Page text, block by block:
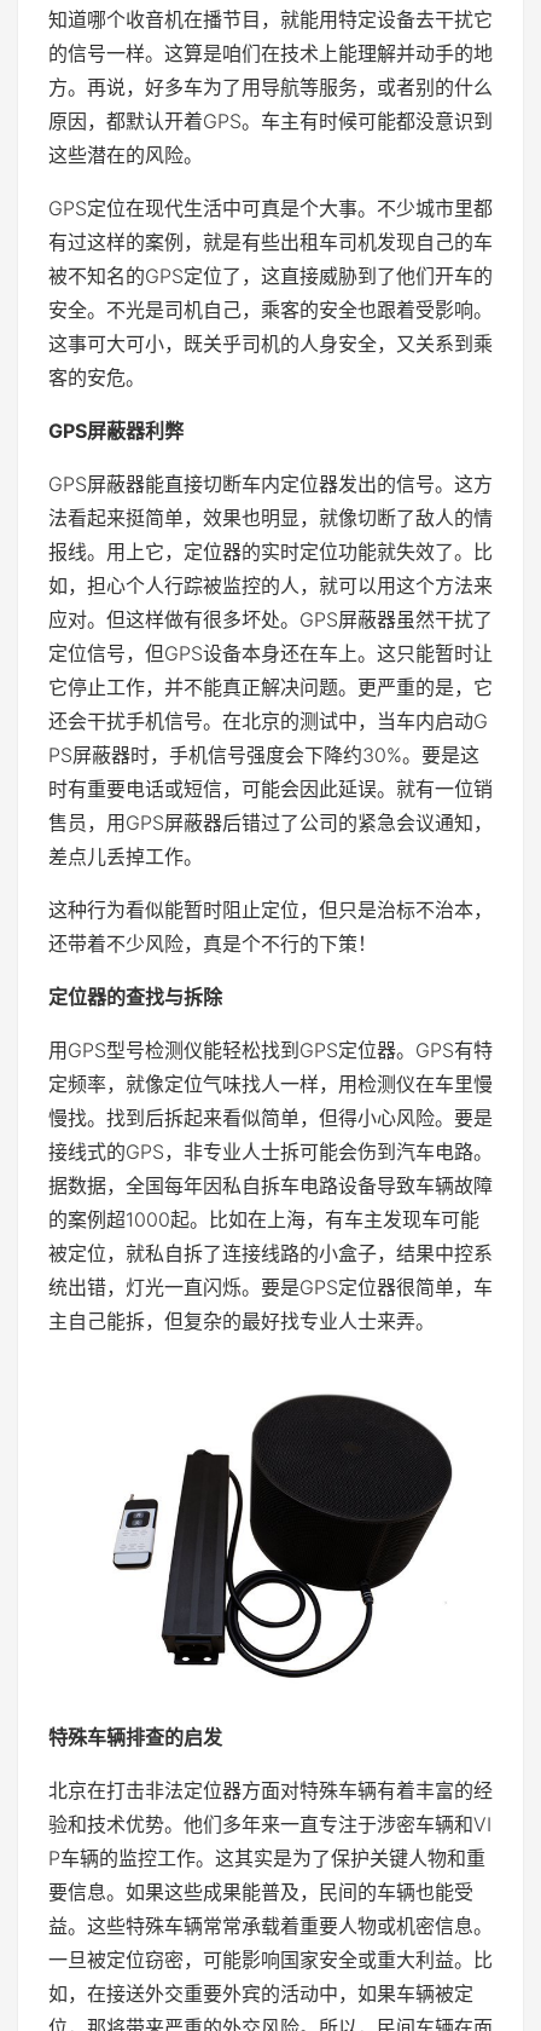
知道哪个收音机在播节目，就能用特定设备去干扰它
的信号一样。这算是咱们在技术上能理解并动手的地
方。再说，好多车为了用导航等服务，或者别的什么
原因，都默认开着GPS。车主有时候可能都没意识到
这些潜在的风险。
GPS定位在现代生活中可真是个大事。不少城市里都
有过这样的案例，就是有些出租车司机发现自己的车
被不知名的GPS定位了，这直接威胁到了他们开车的
安全。不光是司机自己，乘客的安全也跟着受影响。
这事可大可小，既关乎司机的人身安全，又关系到乘
客的安危。
GPS屏蔽器利弊
GPS屏蔽器能直接切断车内定位器发出的信号。这方
法看起来挺简单，效果也明显，就像切断了敌人的情
报线。用上它，定位器的实时定位功能就失效了。比
如，担心个人行踪被监控的人，就可以用这个方法来
应对。但这样做有很多坏处。GPS屏蔽器虽然干扰了
定位信号，但GPS设备本身还在车上。这只能暂时让
它停止工作，并不能真正解决问题。更严重的是，它
还会干扰手机信号。在北京的测试中，当车内启动G
PS屏蔽器时，手机信号强度会下降约30%。要是这
时有重要电话或短信，可能会因此延误。就有一位销
售员，用GPS屏蔽器后错过了公司的紧急会议通知，
差点儿丢掉工作。
这种行为看似能暂时阻止定位，但只是治标不治本，
还带着不少风险，真是个不行的下策！
定位器的查找与拆除
用GPS型号检测仪能轻松找到GPS定位器。GPS有特
定频率，就像定位气味找人一样，用检测仪在车里慢
慢找。找到后拆起来看似简单，但得小心风险。要是
接线式的GPS，非专业人士拆可能会伤到汽车电路。
据数据，全国每年因私自拆车电路设备导致车辆故障
的案例超1000起。比如在上海，有车主发现车可能
被定位，就私自拆了连接线路的小盒子，结果中控系
统出错，灯光一直闪烁。要是GPS定位器很简单，车
主自己能拆，但复杂的最好找专业人士来弄。
特殊车辆排查的启发
北京在打击非法定位器方面对特殊车辆有着丰富的经
验和技术优势。他们多年来一直专注于涉密车辆和VI
P车辆的监控工作。这其实是为了保护关键人物和重
要信息。如果这些成果能普及，民间的车辆也能受
益。这些特殊车辆常常承载着重要人物或机密信息。
一旦被定位窃密，可能影响国家安全或重大利益。比
如，在接送外交重要外宾的活动中，如果车辆被定